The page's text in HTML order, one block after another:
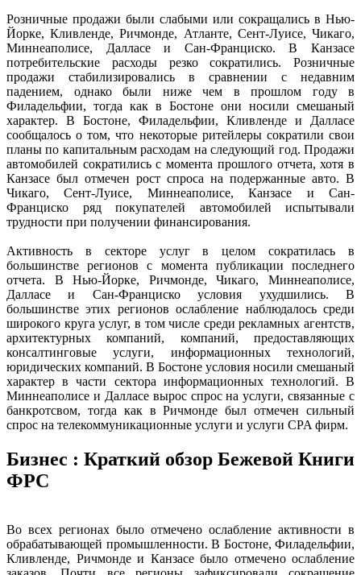
Розничные продажи были слабыми или сокращались в Нью-
Йорке, Кливленде, Ричмонде, Атланте, Сент-Луисе, Чикаго,
Миннеаполисе, Далласе и Сан-Франциско. В Канзасе
потребительские расходы резко сократились. Розничные
продажи стабилизировались в сравнении с недавним
падением, однако были ниже чем в прошлом году в
Филадельфии, тогда как в Бостоне они носили смешаный
характер. В Бостоне, Филадельфии, Кливленде и Далласе
сообщалось о том, что некоторые ритейлеры сократили свои
планы по капитальным расходам на следующий год. Продажи
автомобилей сократились с момента прошлого отчета, хотя в
Канзасе был отмечен рост спроса на подержанные авто. В
Чикаго, Сент-Луисе, Миннеаполисе, Канзасе и Сан-
Франциско ряд покупателей автомобилей испытывали
трудности при получении финансирования.
Активность в секторе услуг в целом сократилась в
большинстве регионов с момента публикации последнего
отчета. В Нью-Йорке, Ричмонде, Чикаго, Миннеаполисе,
Далласе и Сан-Франциско условия ухудшились. В
большинстве этих регионов ослабление наблюдалось среди
широкого круга услуг, в том числе среди рекламных агентств,
архитектурных компаний, компаний, предоставляющих
консалтинговые услуги, информационных технологий,
юридических компаний. В Бостоне условия носили смешаный
характер в части сектора информационных технологий. В
Миннеаполисе и Далласе вырос спрос на услуги, связанные с
банкротсвом, тогда как в Ричмонде был отмечен сильный
спрос на телекоммуникационные услуги и услуги CPA фирм.
Бизнес : Краткий обзор Бежевой Книги
ФРС
Во всех регионах было отмечено ослабление активности в
обрабатывающей промышленности. В Бостоне, Филадельфии,
Кливленде, Ричмонде и Канзасе было отмечено ослабление